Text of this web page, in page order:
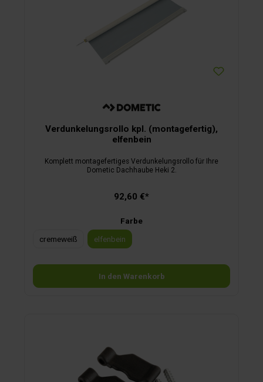
Verdunkelungsrollo kpl. (montagefertig),
elfenbein
Komplett montagefertiges Verdunkelungsrollo für Ihre
Dometic Dachhaube Heki 2.
92,60 €*
Farbe
cremeweiß
elfenbein
In den Warenkorb